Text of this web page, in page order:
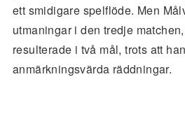
ett smidigare spelflöde. Men
utmaningar i den tredje
resulterade i två mål, trots att
anmärkningsvärda räddningar.